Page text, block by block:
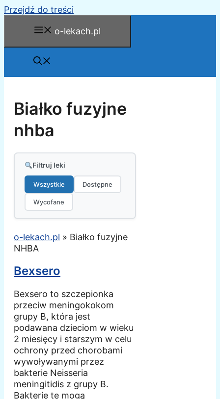
Przejdź do treści
o-lekach.pl
Białko fuzyjne
nhba
Filtruj leki
Wszystkie Dostępne
Wycofane
o-lekach.pl » Białko fuzyjne
NHBA
Bexsero
Bexsero to szczepionka
przeciw meningokokom
grupy B, która jest
podawana dzieciom w wieku
2 miesięcy i starszym w celu
ochrony przed chorobami
wywoływanymi przez
bakterie Neisseria
meningitidis z grupy B.
Bakterie te mogą